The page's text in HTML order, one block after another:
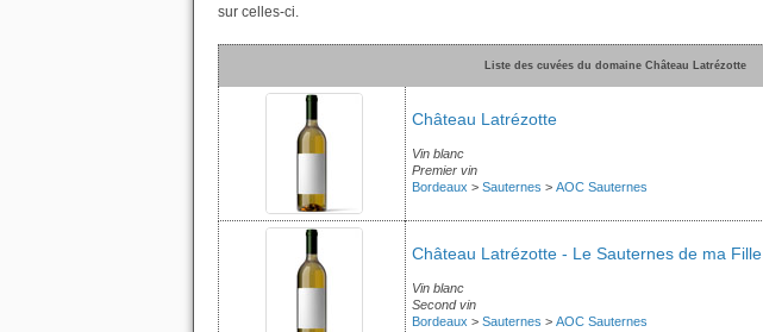
sur celles-ci.
Liste des cuvées du domaine Château Latrézotte
Château Latrézotte
Vin blanc
Premier vin
Bordeaux > Sauternes > AOC Sauternes
Château Latrézotte - Le Sauternes de ma Fille
Vin blanc
Second vin
Bordeaux > Sauternes > AOC Sauternes